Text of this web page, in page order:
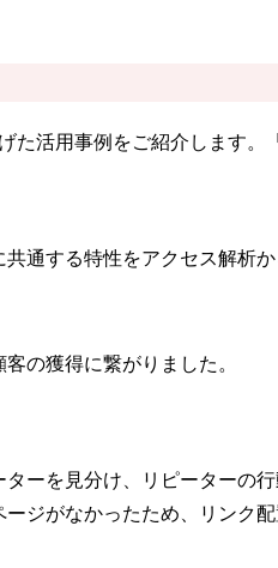
た活用事例をご紹介します
通する特性をアクセス解析
の獲得に繋がりました。
ーを見分け、リピーターの
ジがなかったため、リンク配